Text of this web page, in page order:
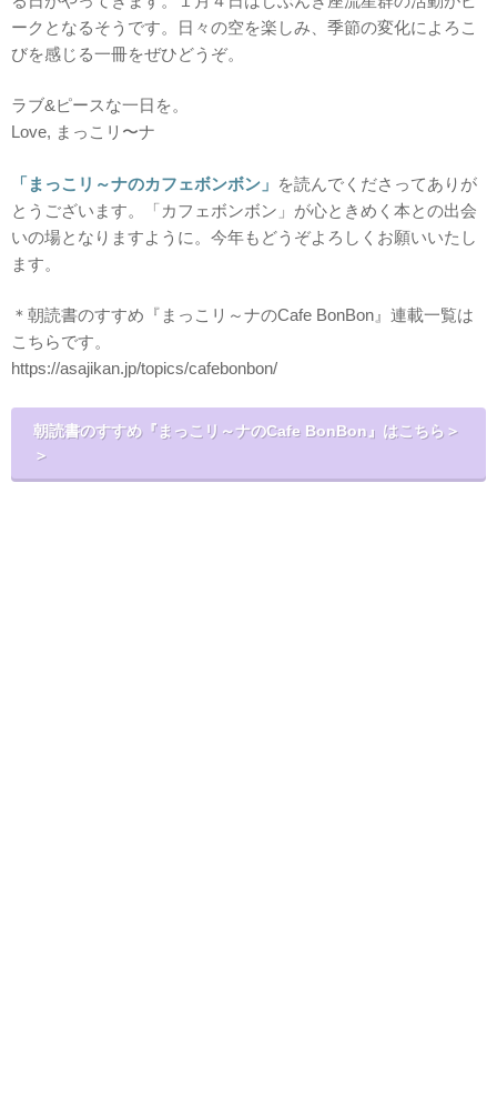
ークとなるそうです。日々の空を楽しみ、季節の変化によろこ
びを感じる一冊をぜひどうぞ。
ラブ&ピースな一日を。
Love, まっこリ〜ナ
「まっこリ～ナのカフェボンボン」 を読んでくださってありが
とうございます。「カフェボンボン」が心ときめく本との出会
いの場となりますように。今年もどうぞよろしくお願いいたし
ます。
＊朝読書のすすめ『まっこリ～ナのCafe BonBon』連載一覧は
こちらです。
https://asajikan.jp/topics/cafebonbon/
朝読書のすすめ『まっこリ～ナのCafe BonBon』はこちら＞
＞